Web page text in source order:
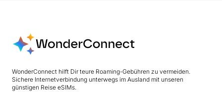
WonderConnect hilft Dir teure Roaming-Gebühren zu vermeiden.
Sichere Internetverbindung unterwegs im Ausland mit unseren
günstigen Reise eSIMs.